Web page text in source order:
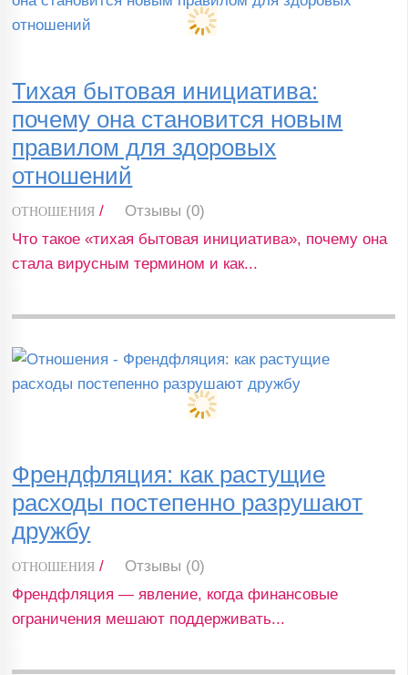
Тихая бытовая инициатива:
почему она становится новым
правилом для здоровых
отношений
ОТНОШЕНИЯ /
Отзывы (0)
Что такое «тихая бытовая инициатива», почему она
стала вирусным термином и как...
Френдфляция: как растущие
расходы постепенно разрушают
дружбу
ОТНОШЕНИЯ /
Отзывы (0)
Френдфляция — явление, когда финансовые
ограничения мешают поддерживать...